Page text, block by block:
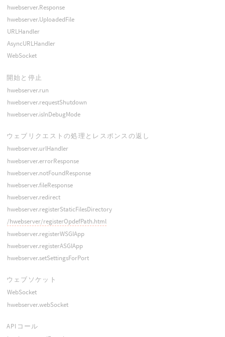
hwebserver.Response
hwebserver.UploadedFile
URLHandler
AsyncURLHandler
WebSocket
開始と停止
hwebserver.run
hwebserver.requestShutdown
hwebserver.isInDebugMode
ウェブリクエストの処理とレスポンスの返し
hwebserver.urlHandler
hwebserver.errorResponse
hwebserver.notFoundResponse
hwebserver.fileResponse
hwebserver.redirect
hwebserver.registerStaticFilesDirectory
/hwebserver/registerOpdefPath.html
hwebserver.registerWSGIApp
hwebserver.registerASGIApp
hwebserver.setSettingsForPort
ウェブソケット
WebSocket
hwebserver.webSocket
APIコール